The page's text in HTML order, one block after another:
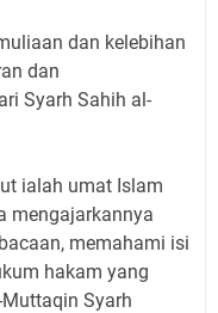
dan kelebihan
dan
Syarh Sahih al-
ialah umat Islam
mengajarkannya
memahami isi
hakam yang
Syarh